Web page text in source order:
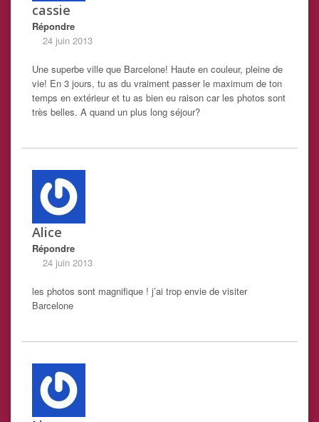
cassie
Répondre
24 juin 2013
Une superbe ville que Barcelone! Haute en couleur, pleine de
vie! En 3 jours, tu as du vraiment passer le maximum de ton
temps en extérieur et tu as bien eu raison car les photos sont
très belles. A quand un plus long séjour?
Alice
Répondre
24 juin 2013
les photos sont magnifique ! j’ai trop envie de visiter
Barcelone